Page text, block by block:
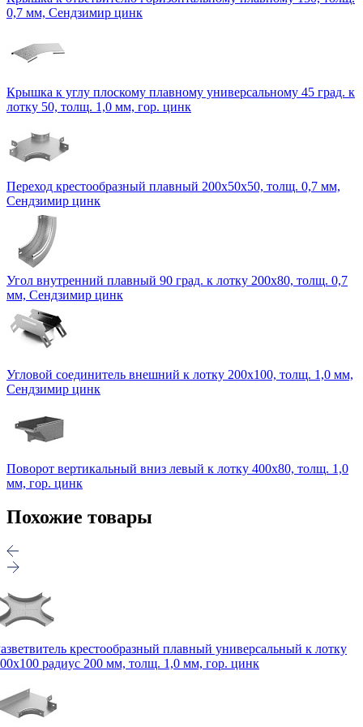
0,7 мм, Сендзимир цинк
Крышка к углу плоскому плавному универсальному 45 град. к
лотку 50, толщ. 1,0 мм, гор. цинк
Переход крестообразный плавный 200х50х50, толщ. 0,7 мм,
Сендзимир цинк
Угол внутренний плавный 90 град. к лотку 200х80, толщ. 0,7
мм, Сендзимир цинк
Угловой соединитель внешний к лотку 200х100, толщ. 1,0 мм,
Сендзимир цинк
Поворот вертикальный вниз левый к лотку 400х80, толщ. 1,0
мм, гор. цинк
Похожие товары
крестообразный плавный универсальный к лотку
радиус 200 мм, толщ. 1,0 мм, гор. цинк